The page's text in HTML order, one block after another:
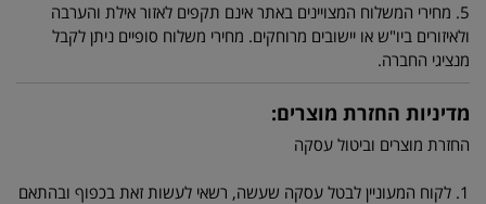
5. מחירי המשלוח המצויינים באתר אינם תקפים לאזור אילת והערבה
ולאיזורים ביו"ש או יישובים מרוחקים. מחירי משלוח סופיים ניתן לקבל
מנציגי החברה.
מדיניות החזרת מוצרים:
החזרת מוצרים וביטול עסקה
1. לקוח המעוניין לבטל עסקה שעשה, רשאי לעשות זאת בכפוף ובהתאם